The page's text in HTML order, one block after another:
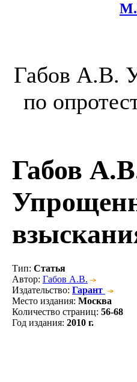
Габов А.В.
по
Габов
Тип: Статья
Автор: Габов А.В.
Издательство: Гарант
Место издания: Москва
Количество страниц: 56-68
Год издания: 2010 г.